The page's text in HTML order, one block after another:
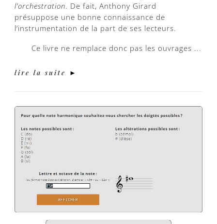
l’orchestration. De fait, Anthony Girard
présuppose une bonne connaissance de
l’instrumentation de la part de ses lecteurs.
Ce livre ne remplace donc pas les ouvrages ...
lire la suite ►